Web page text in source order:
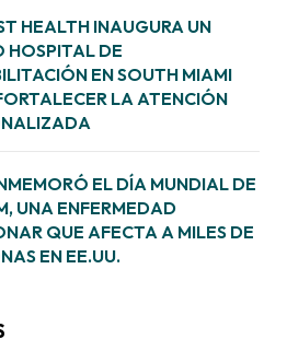
HEALTH INAUGURA UN
HOSPITAL DE
EN SOUTH MIAMI
LA ATENCIÓN
EL DÍA MUNDIAL DE
UNA ENFERMEDAD
QUE AFECTA A MILES DE
EN EE.UU.